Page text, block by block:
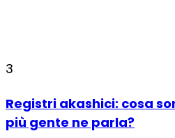
3
Registri akashici: cosa
più gente ne parla?